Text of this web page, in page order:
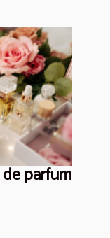
parfum